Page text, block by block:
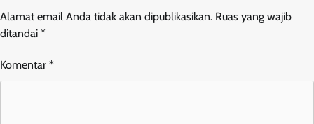
Alamat email Anda tidak akan dipublikasikan. Ruas yang wajib
ditandai *
Komentar *